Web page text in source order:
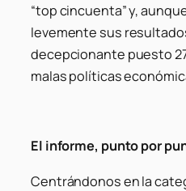
“top cincuenta” y,
levemente sus
decepcionante puesto
malas políticas
El informe, punto por
Centrándonos en la